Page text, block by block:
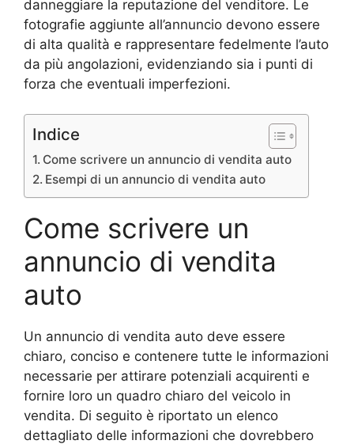
danneggiare la reputazione del venditore. Le
fotografie aggiunte all’annuncio devono essere
di alta qualità e rappresentare fedelmente l’auto
da più angolazioni, evidenziando sia i punti di
forza che eventuali imperfezioni.
Indice
Come scrivere un annuncio di vendita auto
Esempi di un annuncio di vendita auto
Come scrivere un
annuncio di vendita
auto
Un annuncio di vendita auto deve essere
chiaro, conciso e contenere tutte le informazioni
necessarie per attirare potenziali acquirenti e
fornire loro un quadro chiaro del veicolo in
vendita. Di seguito è riportato un elenco
dettagliato delle informazioni che dovrebbero